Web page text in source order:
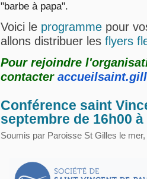
"barbe à papa".
Voici le programme pour
allons distribuer les flyers
Pour rejoindre
contacter
Conférence saint
septembre de 16h00 à
Soumis par Paroisse St Gilles le